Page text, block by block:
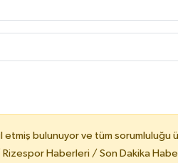
etmiş bulunuyor ve tüm sorumluluğu
Haberleri / Son Dakika